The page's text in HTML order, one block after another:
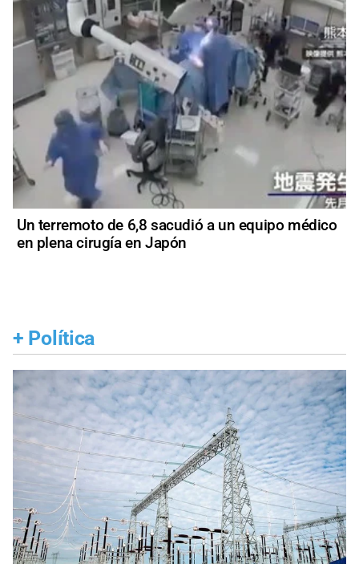
Un terremoto de 6,8 sacudió a un equipo médico
en plena cirugía en Japón
+ Política